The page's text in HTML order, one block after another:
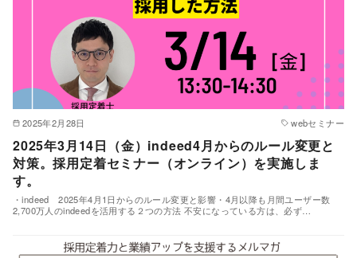
2025年2月28日 webセミナー
2025年3月14日（金）indeed4月からのルール変更と
対策。採用定着セミナー（オンライン）を実施しま
す。
・indeed 2025年4月1日からのルール変更と影響・4月以降も月間ユーザー数
2,700万人のindeedを活用する２つの方法 不安になっている方は、必ず…